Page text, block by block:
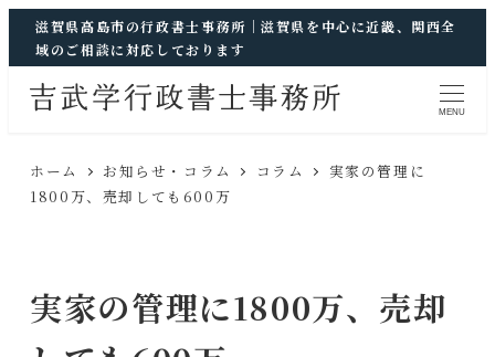
滋賀県高島市の行政書士事務所｜滋賀県を中心に近畿、関西全
域のご相談に対応しております
MENU
ホーム お知らせ・コラム コラム
実家の管理に
1800万、売却しても600万
実家の管理に1800万、売却